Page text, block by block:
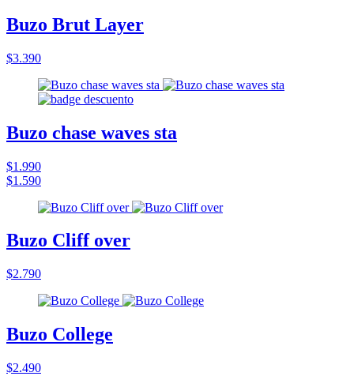
Buzo Brut Layer
$3.390
Buzo chase waves sta
$1.990
$1.590
Buzo Cliff over
$2.790
Buzo College
$2.490